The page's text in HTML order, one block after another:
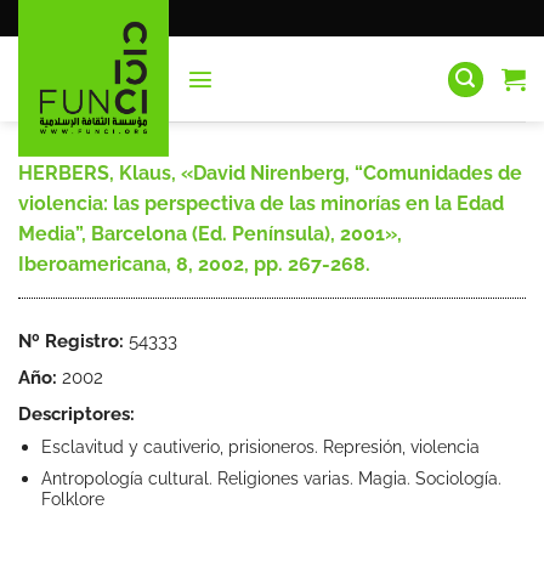
al
HERBERS, Klaus, «David Nirenberg, “Comunidades de
violencia: las perspectiva de las minorías en la Edad
Media”, Barcelona (Ed. Península), 2001»,
Iberoamericana, 8, 2002, pp. 267-268.
Nº Registro: 54333
Año: 2002
Descriptores:
Esclavitud y cautiverio, prisioneros. Represión, violencia
Antropología cultural. Religiones varias. Magia. Sociología.
Folklore